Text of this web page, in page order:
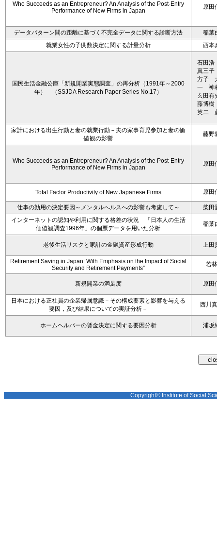
Who Succeeds as an Entrepreneur? An Analysis of the Post-Entry
Performance of New Firms in Japan
原田
データパターン間の距離に基づく不完全データに関する診断方法
稲葉
就業女性の子供数決定に関する計量分析
西本
国民生活金融公庫「新規開業実態調査」の再分析（1991年～2000
年） （SSJDA Research Paper Series No.17）
石田
真三
方子
一 神
玄田
藤博
英二
家計における出生行動と妻の就業行動－夫の家事育児参加と妻の価
値観の影響
藤野
Who Succeeds as an Entrepreneur? An Analysis of the Post-Entry
Performance of New Firms in Japan
原田
Total Factor Productivity of New Japanese Firms 原田
仕事の効用の決定要因～メンタルへルスへの影響も考慮して～
柴田
インターネットの認知や利用に関する格差の状況 「日本人の生活
価値観調査1996年」の個票データを用いた分析
稲葉
老後生活リスクと家計の金融資産形成行動 上田
Retirement Saving in Japan: With Emphasis on the Impact of Social
Security and Retirement Payments”
若
新規開業の満足度 原田
日本における正社員の企業帰属意識－その構成要素と影響を与える
要因，及び結果についての実証分析－
西川
ホームヘルパーの賃金決定に関する要因分析 浦坂
Copyright© Institute of Social